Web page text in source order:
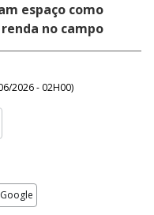
espaço como
no campo
2026 - 02H00)